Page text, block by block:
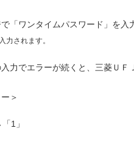
「ワンタイムパスワード」を入
力されます。
力でエラーが続くと、三菱Ｕ
＞
1」